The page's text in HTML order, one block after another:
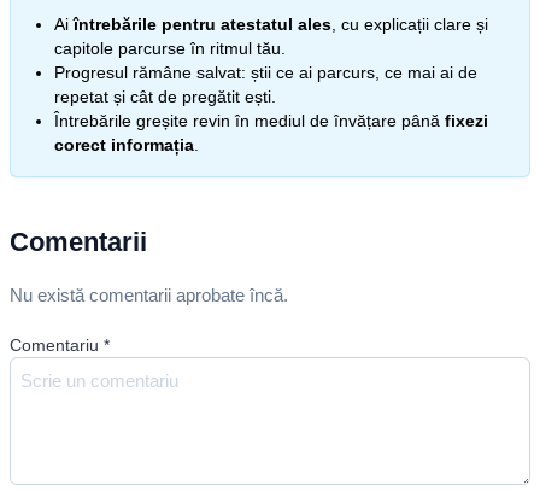
Aiîntrebările pentru atestatul ales , cu explicații clare și
capitole parcurse în ritmul tău.
Progresul rămâne salvat: știi ce ai parcurs, ce mai ai de
repetat și cât de pregătit ești.
Întrebările greșite revin în mediul de învățare până fixezi
corect informația
Comentarii
Nu există comentarii aprobate încă.
Comentariu *